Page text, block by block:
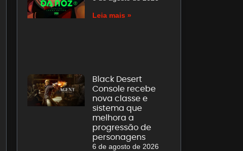
Leia mais »
Black Desert
Console recebe
nova classe e
sistema que
melhora a
progressão de
personagens
6 de agosto de 2026